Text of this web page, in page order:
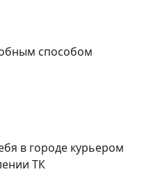
способом
в городе курьером
ТК